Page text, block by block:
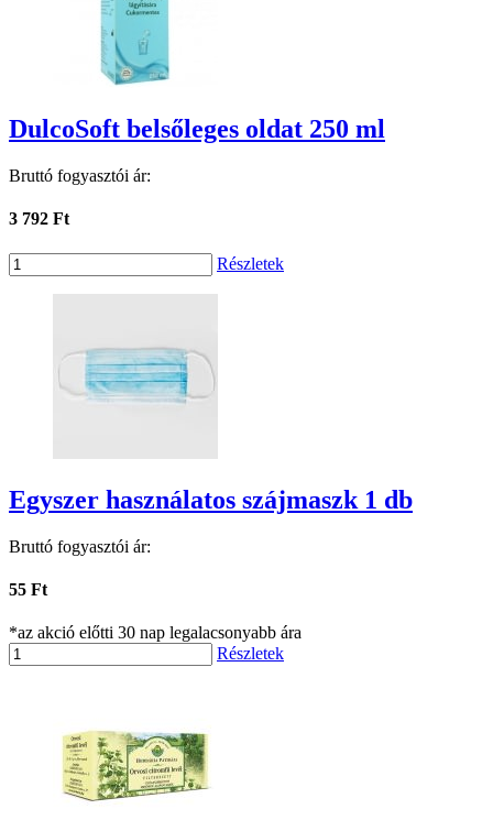
DulcoSoft belsőleges oldat 250 ml
Bruttó fogyasztói ár:
3 792 Ft
Részletek
Egyszer használatos szájmaszk 1 db
Bruttó fogyasztói ár:
55 Ft
*az akció előtti 30 nap legalacsonyabb ára
Részletek